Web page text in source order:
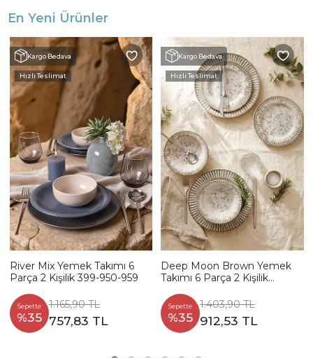
En Yeni Ürünler
Kargo Bedava
Hızlı Teslimat
River Mix Yemek Takımı 6
Parça 2 Kişilik 399-950-959
Sepette
%35
1.165,90 TL
757,83 TL
Kargo Bedava
Hızlı Teslimat
Deep Moon Brown Yemek
Takımı 6 Parça 2 Kişilik
Sepette
%35
1.403,90 TL
912,53 TL